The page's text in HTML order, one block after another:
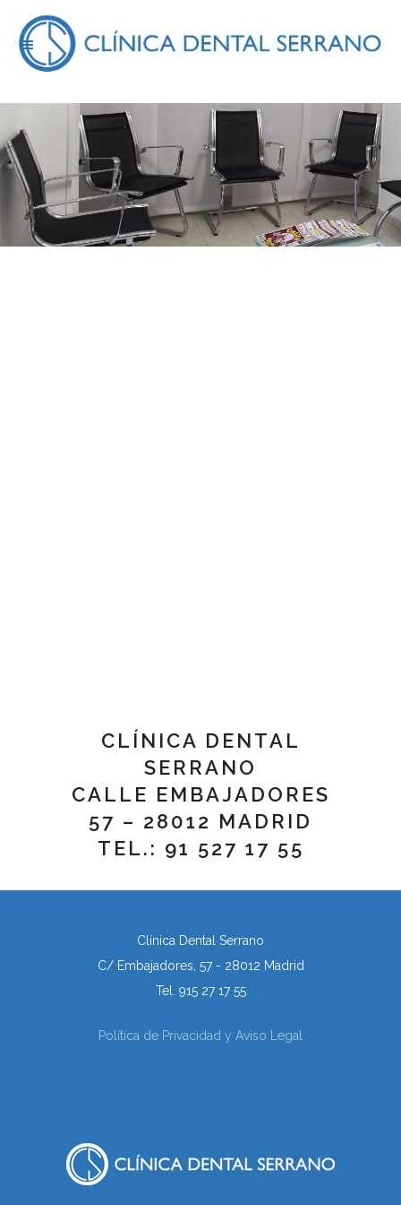
CLÍNICA DENTAL
SERRANO
CALLE EMBAJADORES
57 – 28012 MADRID
TEL.: 91 527 17 55
Clínica Dental Serrano
C/ Embajadores, 57 - 28012 Madrid
Tel. 915 27 17 55
Política de Privacidad y Aviso Legal